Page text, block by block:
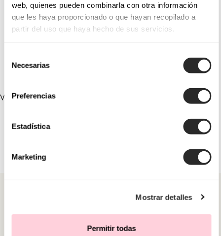
web, quienes pueden combinarla con otra información
que les haya proporcionado o que hayan recopilado a
partir del uso que haya hecho de sus servicios.
Necesarias
Preferencias
Estadística
Marketing
Mostrar detalles
Permitir todas
5CZ01TERCA0 7CZ01ANTEB0
VERLINKTE SAMMLUNGEN